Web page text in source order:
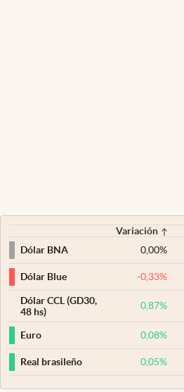
Variación
Dólar BNA
0,00%
Dólar Blue -0,33%
Dólar CCL (GD30,
48 hs)
0,87%
Euro 0,08%
Real brasileño 0,05%